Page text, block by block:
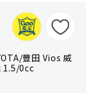
豐田 Vios 威
1.5/0cc